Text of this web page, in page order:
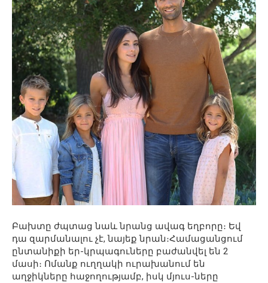
Բախտը ժպտաց նաև նրանց ավագ եղբորը։ Եվ
դա զարմանալու չէ, նայեք նրան։Համացանցում
ընտանիքի եր-կրպագուները բաժանվել են 2
մասի։ Ոմանք ուղղակի ուրախանում են
աղջիկները հաջողությամբ, իսկ մյուս-ները